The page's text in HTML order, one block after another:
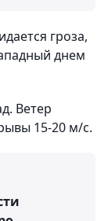
гроза,
днем
Ветер
15-20 м/с.